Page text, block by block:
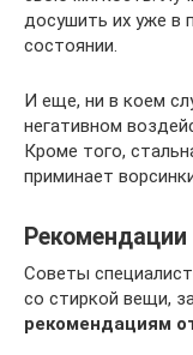
досушить их уже в
состоянии.
И еще, ни в коем
негативном
Кроме того,
приминает
Рекомендации
Советы
со стиркой вещи,
рекомендациям